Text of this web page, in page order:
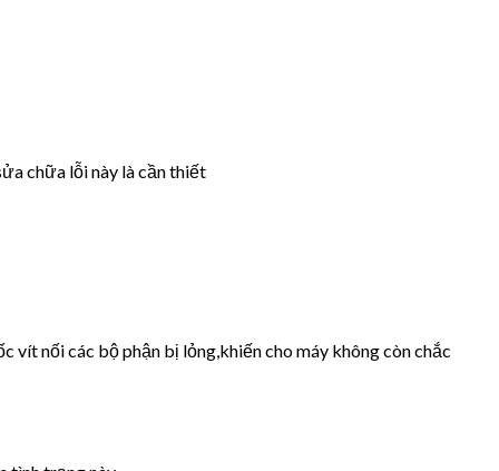
chữa lỗi này là cần thiết
vít nối các bộ phận bị lỏng,khiến cho máy không còn chắc